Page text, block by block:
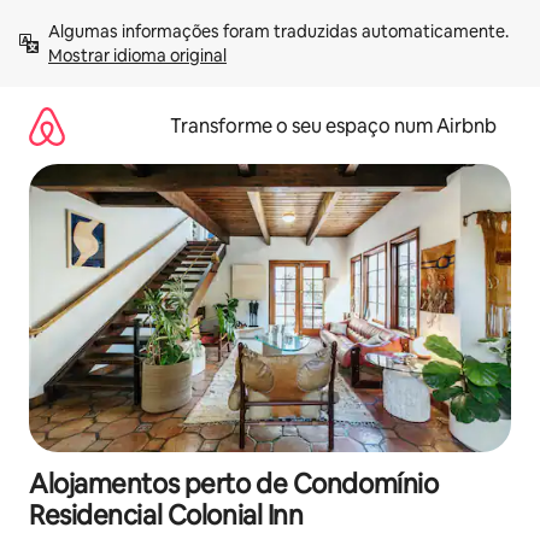
para
Mostrar idioma original
Transforme o seu espaço num Airbnb
Alojamentos perto de Condomínio
Residencial Colonial Inn